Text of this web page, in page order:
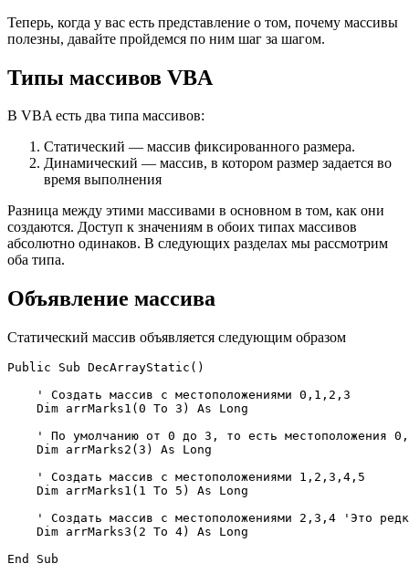
Теперь, когда у вас есть представление о том, почему массивы
полезны, давайте пройдемся по ним шаг за шагом.
Типы массивов VBA
В VBA есть два типа массивов:
Статический — массив фиксированного размера.
Динамический — массив, в котором размер задается во
время выполнения
Разница между этими массивами в основном в том, как они
создаются. Доступ к значениям в обоих типах массивов
абсолютно одинаков. В следующих разделах мы рассмотрим
оба типа.
Объявление массива
Статический массив объявляется следующим образом
Public Sub DecArrayStatic()
    ' Создать массив с местоположениями 0,1,2,3
    Dim arrMarks1(0 To 3) As Long
' По умолчанию от 0 до 3, то есть местоположения
    Dim arrMarks2(3) As Long
    ' Создать массив с местоположениями 1,2,3,4,5
    Dim arrMarks1(1 To 5) As Long
' Создать массив с местоположениями 2,3,4 'Это
    Dim arrMarks3(2 To 4) As Long